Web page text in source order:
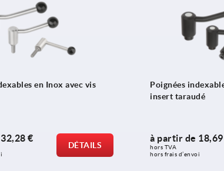
en Inox avec vis
32,28 €
DÉTAILS
Poignées
insert taraudé
à partir de
hors TVA
hors frais d’envoi